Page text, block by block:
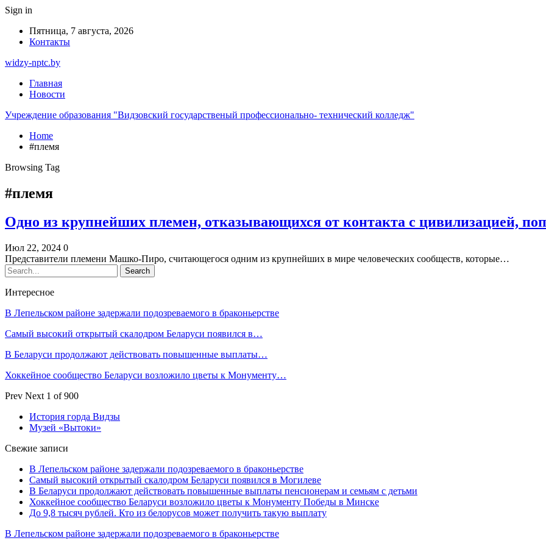
Sign in
Пятница, 7 августа, 2026
Контакты
widzy-nptc.by
Главная
Новости
Учреждение образования "Видзовский государственый профессионально- технический колледж"
Home
#племя
Browsing Tag
#племя
Одно из крупнейших племен, отказывающихся от контакта с цивилизацией,
Июл 22, 2024 0
Представители племени Машко-Пиро, считающегося одним из крупнейших в мире человеческих сообществ, которые…
Интересное
В Лепельском районе задержали подозреваемого в браконьерстве
Самый высокий открытый скалодром Беларуси появился в…
В Беларуси продолжают действовать повышенные выплаты…
Хоккейное сообщество Беларуси возложило цветы к Монументу…
Prev Next 1 of 900
История горда Видзы
Музей «Вытоки»
Свежие записи
В Лепельском районе задержали подозреваемого в браконьерстве
Самый высокий открытый скалодром Беларуси появился в Могилеве
В Беларуси продолжают действовать повышенные выплаты пенсионерам и семьям с детьми
Хоккейное сообщество Беларуси возложило цветы к Монументу Победы в Минске
До 9,8 тысяч рублей. Кто из белорусов может получить такую выплату
В Лепельском районе задержали подозреваемого в браконьерстве